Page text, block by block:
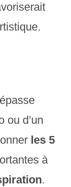
ou d’un
les 5
à
.